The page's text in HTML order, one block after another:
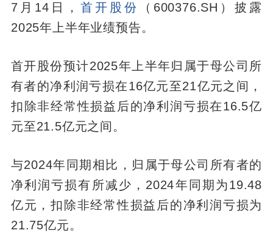
7月14日， 首开股份
（600376.SH）披露
2025年上半年业绩预告。
首开股份预计2025年上半年归属于母公司所
有者的净利润亏损在16亿元至21亿元之间，
扣除非经常性损益后的净利润亏损在16.5亿
元至21.5亿元之间。
与2024年同期相比，归属于母公司所有者的
净利润亏损有所减少，2024年同期为19.48
亿元，扣除非经常性损益后的净利润亏损为
21.75亿元。